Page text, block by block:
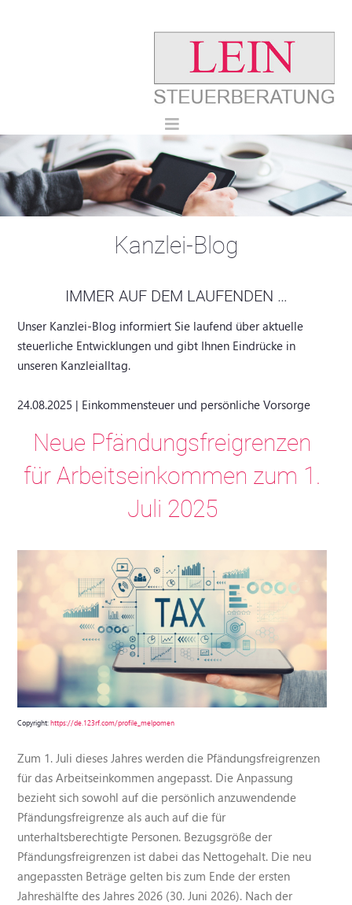
Kanzlei-Blog
IMMER AUF DEM LAUFENDEN …
Unser Kanzlei-Blog informiert Sie laufend über aktuelle
steuerliche Entwicklungen und gibt Ihnen Eindrücke in
unseren Kanzleialltag.
24.08.2025 | Einkommensteuer und persönliche Vorsorge
Neue Pfändungsfreigrenzen
für Arbeitseinkommen zum 1.
Juli 2025
Copyright:https://de.123rf.com/profile_melpomen
Zum 1. Juli dieses Jahres werden die Pfändungsfreigrenzen
für das Arbeitseinkommen angepasst. Die Anpassung
bezieht sich sowohl auf die persönlich anzuwendende
Pfändungsfreigrenze als auch auf die für
unterhaltsberechtigte Personen. Bezugsgröße der
Pfändungsfreigrenzen ist dabei das Nettogehalt. Die neu
angepassten Beträge gelten bis zum Ende der ersten
Jahreshälfte des Jahres 2026 (30. Juni 2026). Nach der